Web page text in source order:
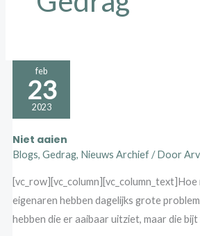
feb
23
2023
Niet aaien
Blogs, Gedrag, Nieuws Archief/ Door
[vc_row][vc_column][vc_column_text]Hoe
eigenaren hebben dagelijks grote
hebben die er aaibaar uitziet, maar die
aaien